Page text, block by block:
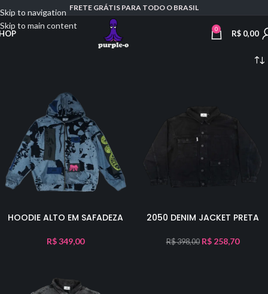
Skip to navigation
Skip to main content
FRETE GRÁTIS PARA TODO O BRASIL
0 R$0,00
HOODIE ALTO EM SAFADEZA
R$349,00
2050 DENIM JACKET PRETA
R$398,00 R$258,70